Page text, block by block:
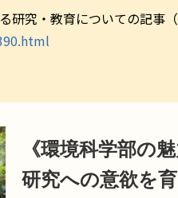
究・教育についての記事
《環境科学部の魅
研究への意欲を